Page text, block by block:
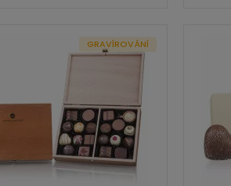
GRAVÍROVÁNÍ